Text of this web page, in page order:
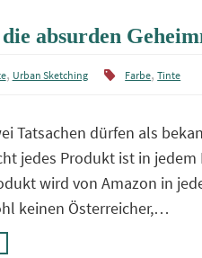
absurden
, Urban Sketching Farbe,Tinte
Tatsachen dürfen als
jedes Produkt ist in
wird von Amazon in
keinen Österreicher,…